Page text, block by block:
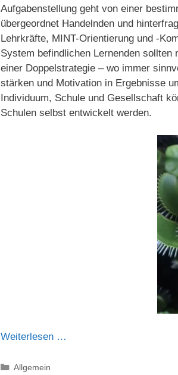
Aufgabenstellung geht von einer
übergeordnet Handelnden und
Lehrkräfte, MINT-Orientierung und -
System befindlichen Lernenden
einer Doppelstrategie – wo immer
stärken und Motivation in Ergebnisse
Individuum, Schule und Gesellschaft
Schulen selbst entwickelt werden.
Weiterlesen …
Kategorien
Allgemein